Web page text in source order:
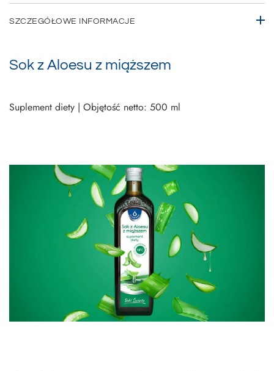
SZCZEGÓŁOWE INFORMACJE
Sok z Aloesu z miąższem
Suplement diety | Objętość netto: 500 ml